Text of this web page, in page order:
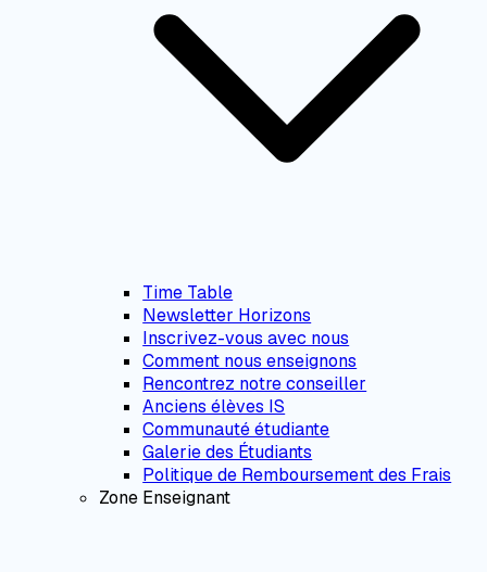
Time Table
Newsletter Horizons
Inscrivez-vous avec nous
Comment nous enseignons
Rencontrez notre conseiller
Anciens élèves IS
Communauté étudiante
Galerie des Étudiants
Politique de Remboursement des Frais
Zone Enseignant